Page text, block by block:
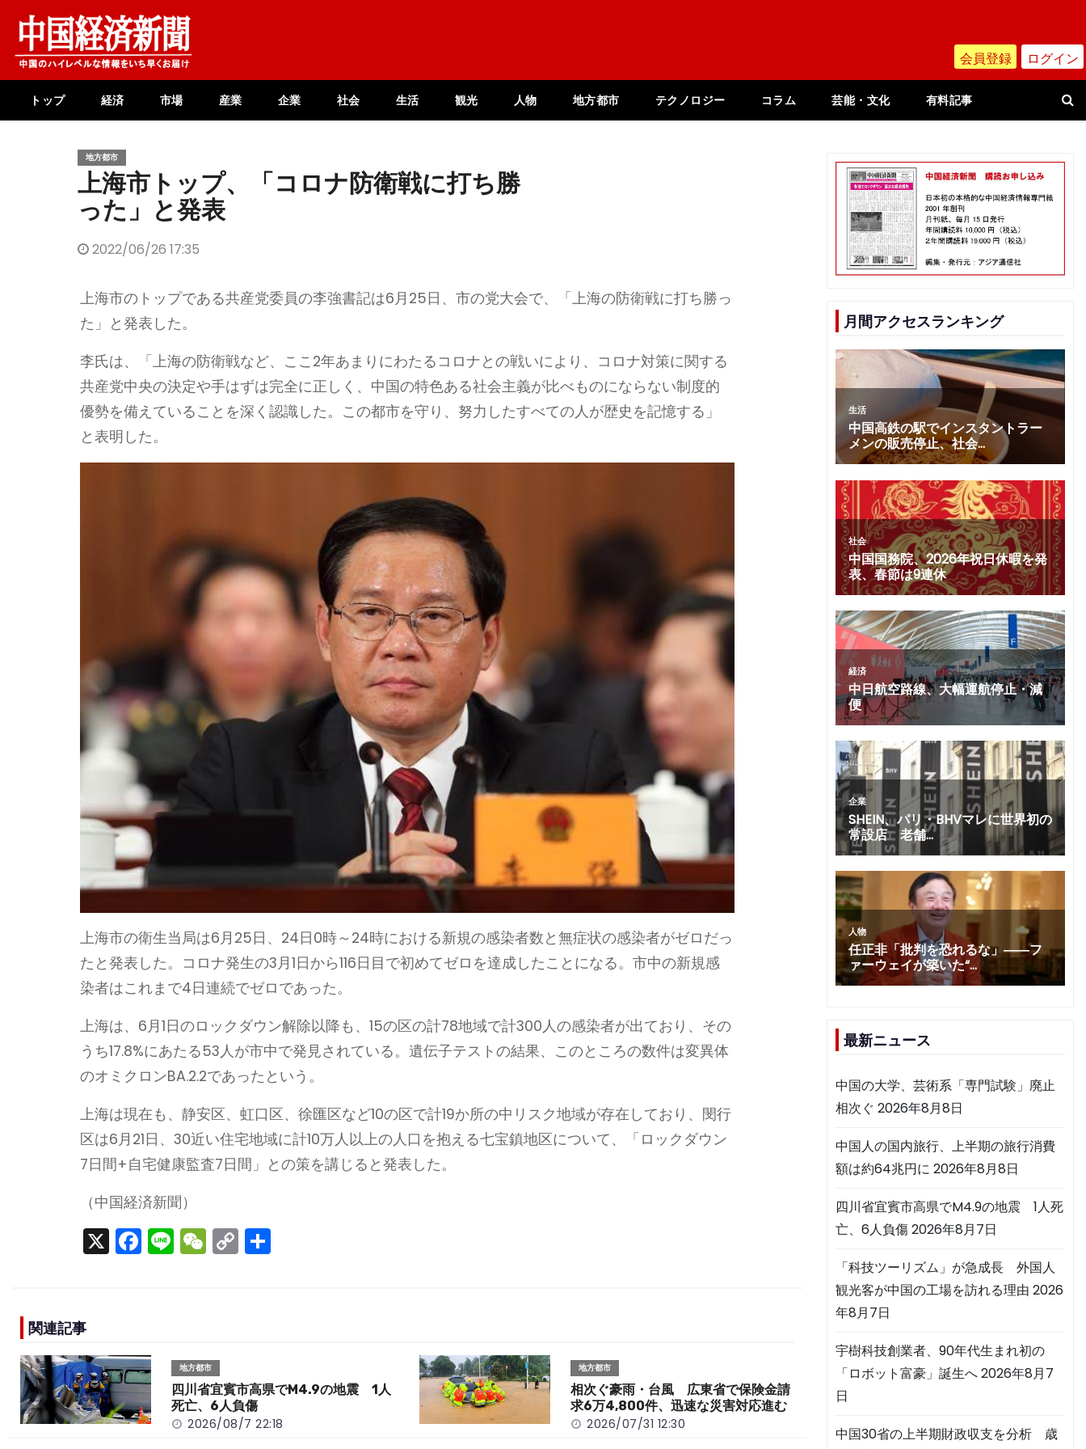
content
会員登録 ログイン
トップ 経済 市場 産業 企業 社会 生活 観光 人物 地方都市 テクノロジー コラム 芸能・文化 有料記事
地方都市
上海市トップ、「コロナ防衛戦に打ち勝
った」と発表
2022/06/26 17:35
上海市のトップである共産党委員の李強書記は6月25日、市の党大会で、「上海の防衛戦に打ち勝っ
た」と発表した。
李氏は、「上海の防衛戦など、ここ2年あまりにわたるコロナとの戦いにより、コロナ対策に関する
共産党中央の決定や手はずは完全に正しく、中国の特色ある社会主義が比べものにならない制度的
優勢を備えていることを深く認識した。この都市を守り、努力したすべての人が歴史を記憶する」
と表明した。
上海市の衛生当局は6月25日、24日0時～24時における新規の感染者数と無症状の感染者がゼロだっ
たと発表した。コロナ発生の3月1日から116日目で初めてゼロを達成したことになる。市中の新規感
染者はこれまで4日連続でゼロであった。
上海は、6月1日のロックダウン解除以降も、15の区の計78地域で計300人の感染者が出ており、その
うち17.8%にあたる53人が市中で発見されている。遺伝子テストの結果、このところの数件は変異体
のオミクロンBA.2.2であったという。
上海は現在も、静安区、虹口区、徐匯区など10の区で計19か所の中リスク地域が存在しており、閔行
区は6月21日、30近い住宅地域に計10万人以上の人口を抱える七宝鎮地区について、「ロックダウン
7日間+自宅健康監査7日間」との策を講じると発表した。
（中国経済新聞）
X F
o
o
k
Li W
t
C
k
関連記事
地方都市
四川省宜賓市高県でM4.9の地震 1人
死亡、6人負傷
2026/08/7 22:18
地方都市
相次ぐ豪雨・台風 広東省で保険金請
求6万4,800件、迅速な災害対応進む
2026/07/31 12:30
月間アクセスランキング
最新ニュース
中国の大学、芸術系「専門試験」廃止
相次ぐ 2026年8月8日
中国人の国内旅行、上半期の旅行消費
額は約64兆円に 2026年8月8日
四川省宜賓市高県でM4.9の地震 1人死
亡、6人負傷2026年8月7日
「科技ツーリズム」が急成長 外国人
観光客が中国の工場を訪れる理由 2026
年8月7日
宇樹科技創業者、90年代生まれ初の
「ロボット富豪」誕生へ2026年8月7
日
中国30省の上半期財政収支を分析 歳